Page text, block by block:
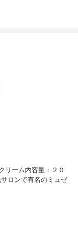
リーム内容量：２０
ロンで有名のミュゼ